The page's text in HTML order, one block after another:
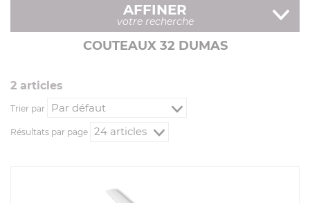
AFFINER
votre recherche
COUTEAUX 32 DUMAS
2 articles
Trier par
Résultats par page